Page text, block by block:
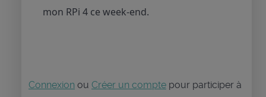
mon RPi 4 ce week-end.
Connexion ou Créer un compte pour participer à